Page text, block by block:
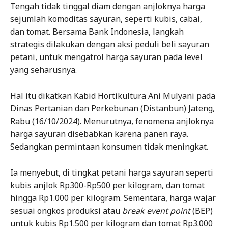
Tengah tidak tinggal diam dengan anjloknya harga
sejumlah komoditas sayuran, seperti kubis, cabai,
dan tomat. Bersama Bank Indonesia, langkah
strategis dilakukan dengan aksi peduli beli sayuran
petani, untuk mengatrol harga sayuran pada level
yang seharusnya.
Hal itu dikatkan Kabid Hortikultura Ani Mulyani pada
Dinas Pertanian dan Perkebunan (Distanbun) Jateng,
Rabu (16/10/2024). Menurutnya, fenomena anjloknya
harga sayuran disebabkan karena panen raya.
Sedangkan permintaan konsumen tidak meningkat.
Ia menyebut, di tingkat petani harga sayuran seperti
kubis anjlok Rp300-Rp500 per kilogram, dan tomat
hingga Rp1.000 per kilogram. Sementara, harga wajar
sesuai ongkos produksi atau break event point(BEP)
untuk kubis Rp1.500 per kilogram dan tomat Rp3.000